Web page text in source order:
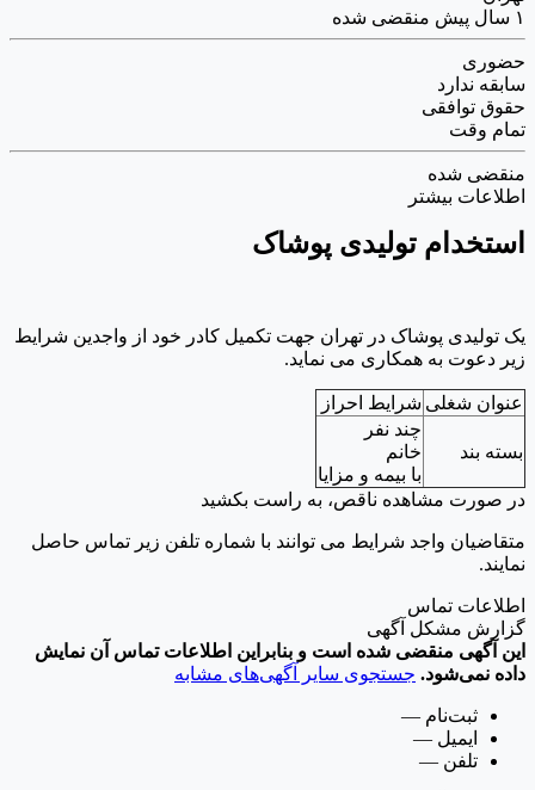
۱ سال پیش
منقضی شده
حضوری
سابقه ندارد
حقوق توافقی
تمام وقت
منقضی شده
اطلاعات بیشتر
استخدام تولیدی پوشاک
یک تولیدی پوشاک در تهران جهت تکمیل کادر خود از واجدین شرایط
زیر دعوت به همکاری می نماید.
عنوان شغلی شرایط احراز
بسته بند
چند نفر
خانم
با بیمه و مزایا
در صورت مشاهده ناقص، به راست بکشید
متقاضیان واجد شرایط می توانند با شماره تلفن زیر تماس حاصل
نمایند.
اطلاعات تماس
گزارش مشکل آگهی
این آگهی منقضی شده است و بنابراین اطلاعات تماس آن نمایش
داده نمی‌شود. جستجوی سایر آگهی‌های مشابه
ثبت‌نام —
ایمیل —
تلفن —